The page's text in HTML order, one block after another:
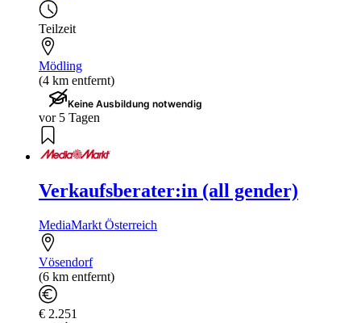
Teilzeit
Mödling
(4 km entfernt)
Keine Ausbildung notwendig
vor 5 Tagen
Verkaufsberater:in (all gender)
MediaMarkt Österreich
Vösendorf
(6 km entfernt)
€ 2.251